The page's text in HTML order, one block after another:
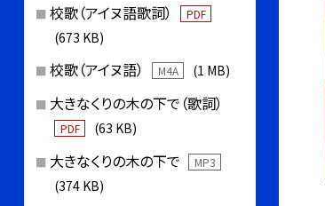
校歌（アイヌ語歌詞） PDF
(673 KB)
校歌（アイヌ語） M4A (1 MB)
大きなくりの木の下で（歌詞）
PDF (63 KB)
大きなくりの木の下で MP3
(374 KB)